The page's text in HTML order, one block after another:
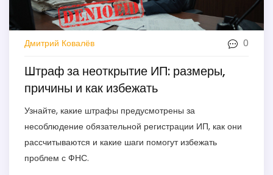
Дмитрий Ковалёв 0
Штраф за неоткрытие ИП: размеры,
причины и как избежать
Узнайте, какие штрафы предусмотрены за
несоблюдение обязательной регистрации ИП, как они
рассчитываются и какие шаги помогут избежать
проблем с ФНС.